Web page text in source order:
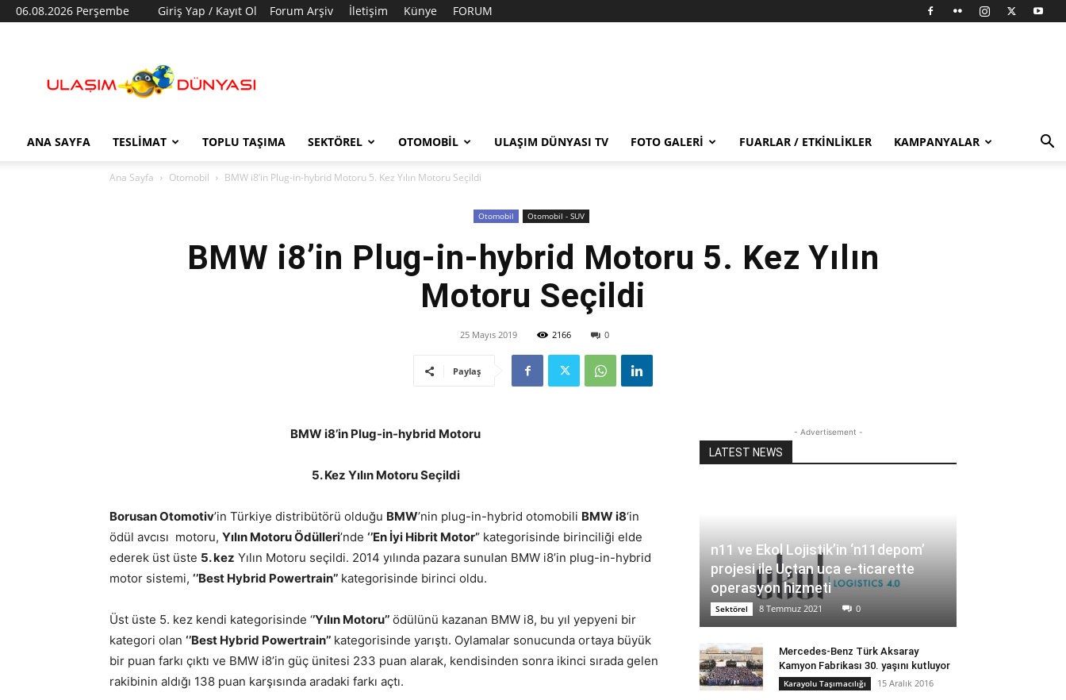
06.08.2026 Perşembe Giriş Yap / Kayıt Ol Forum Arşiv İletişim Künye FORUM
Dünyası
ANA SAYFA TESLIMAT TOPLU TAŞIMA SEKTÖREL OTOMOBIL ULAŞIM DÜNYASI TV FOTO GALERI FUARLAR / ETKINLIKLER KAMPANYALAR
Ana Sayfa Otomobil BMW i8’in Plug-in-hybrid Motoru 5. Kez Yılın Motoru Seçildi
Otomobil Otomobil - SUV
BMW i8’in Plug-in-hybrid Motoru 5. Kez Yılın
Motoru Seçildi
25 Mayıs 2019 2166 0
Paylaş
BMW i8’in Plug-in-hybrid Motoru
5. Kez Yılın Motoru Seçildi
Borusan Otomotiv’in Türkiye distribütörü olduğu BMW’nin plug-in-hybrid otomobili BMW i8‘in
ödül avcısı motoru, Yılın Motoru Ödülleri’nde ‘’En İyi Hibrit Motor’’ kategorisinde birinciliği elde
ederek üst üste 5. kez Yılın Motoru seçildi. 2014 yılında pazara sunulan BMW i8’in plug-in-hybrid
motor sistemi, ‘’Best Hybrid Powertrain’’ kategorisinde birinci oldu.
Üst üste 5. kez kendi kategorisinde ‘’Yılın Motoru’’ ödülünü kazanan BMW i8, bu yıl yepyeni bir
kategori olan ‘’Best Hybrid Powertrain’’ kategorisinde yarıştı. Oylamalar sonucunda ortaya büyük
bir puan farkı çıktı ve BMW i8’in güç ünitesi 233 puan alarak, kendisinden sonra ikinci sırada gelen
rakibinin aldığı 138 puan karşısında aradaki farkı açtı.
- Advertisement -
LATEST NEWS
n11 ve Ekol Lojistik’in ‘n11depom’
projesi ile Uçtan uca e-ticarette
operasyon hizmeti
Sektörel 8 Temmuz 2021 0
Mercedes-Benz Türk Aksaray
Kamyon Fabrikası 30. yaşını kutluyor
Karayolu Taşımacılığı 15 Aralık 2016